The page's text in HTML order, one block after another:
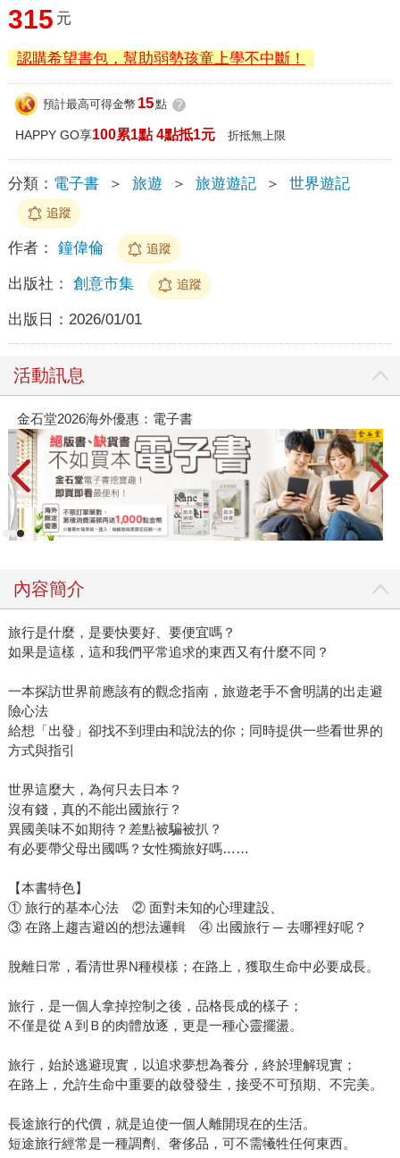
315 元
認購希望書包，幫助弱勢孩童上學不中斷！
預計最高可得金幣 15點 ?
HAPPY GO享100累1點 4點抵1元 折抵無上限
分類： 電子書 ＞ 旅遊 ＞ 旅遊遊記 ＞ 世界遊記
追蹤
作者： 鐘偉倫 追蹤
出版社： 創意市集 追蹤
出版日： 2026/01/01
活動訊息
金石堂2026海外優惠：電子書
內容簡介
旅行是什麼，是要快要好、要便宜嗎？
如果是這樣，這和我們平常追求的東西又有什麼不同？
一本探訪世界前應該有的觀念指南，旅遊老手不會明講的出走避
險心法
給想「出發」卻找不到理由和說法的你；同時提供一些看世界的
方式與指引
世界這麼大，為何只去日本？
沒有錢，真的不能出國旅行？
異國美味不如期待？差點被騙被扒？
有必要帶父母出國嗎？女性獨旅好嗎……
【本書特色】
① 旅行的基本心法 ② 面對未知的心理建設、
③ 在路上趨吉避凶的想法邏輯 ④ 出國旅行 ─ 去哪裡好呢？
脫離日常，看清世界N種模樣；在路上，獲取生命中必要成長。
旅行，是一個人拿掉控制之後，品格長成的樣子；
不僅是從Ａ到Ｂ的肉體放逐，更是一種心靈擺盪。
旅行，始於逃避現實，以追求夢想為養分，終於理解現實；
在路上，允許生命中重要的啟發發生，接受不可預期、不完美。
長途旅行的代價，就是迫使一個人離開現在的生活。
短途旅行經常是一種調劑、奢侈品，可不需犧牲任何東西。